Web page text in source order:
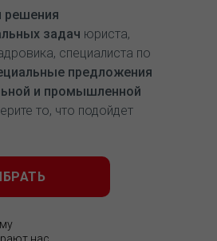
решения
задач юриста,
специалиста по
предложения
и промышленной
то, что подойдет